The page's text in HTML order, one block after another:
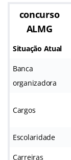
concurso
ALMG
Situação Atual
Banca
organizadora
Cargos
Escolaridade
Carreiras